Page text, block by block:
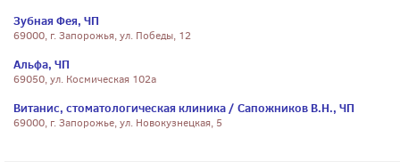
Зубная Фея, ЧП
69000, г. Запорожья, ул. Победы, 12
Альфа, ЧП
69050, ул. Космическая 102а
Витанис, стоматологическая клиника / Сапожников В.Н., ЧП
69000, г. Запорожье, ул. Новокузнецкая, 5